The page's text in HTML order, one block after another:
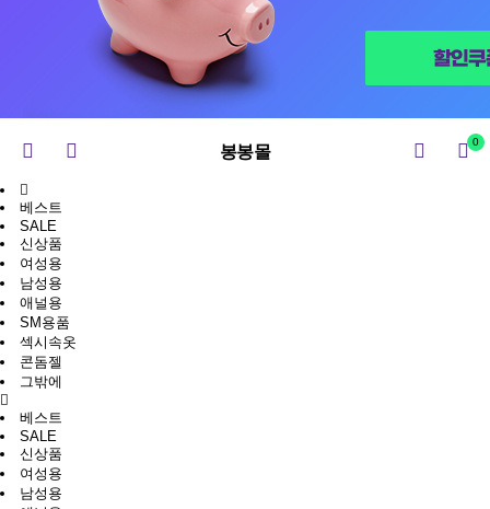
봉봉몰 0
베스트
SALE
신상품
여성용
남성용
애널용
SM용품
섹시속옷
콘돔젤
그밖에
베스트
SALE
신상품
여성용
남성용